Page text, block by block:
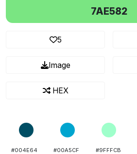
7AE582
5
Image
HEX
#004E64 #00A5CF #9FFFCB